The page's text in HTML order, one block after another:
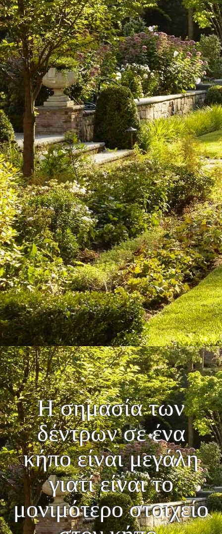
Η σημασία των
δέντρων σε ένα
κήπο είναι μεγάλη
γιατί είναι το
μονιμότερο στοιχείο